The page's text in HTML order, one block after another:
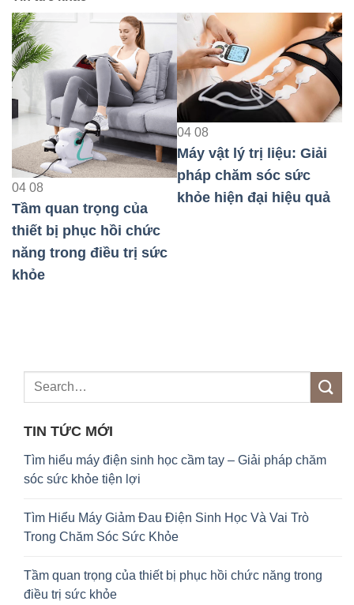
04 08
Tầm quan trọng của
thiết bị phục hồi chức
năng trong điều trị sức
khỏe
04 08
Máy vật lý trị liệu: Giải
pháp chăm sóc sức
khỏe hiện đại hiệu quả
TIN TỨC MỚI
Tìm hiểu máy điện sinh học cầm tay – Giải pháp chăm
sóc sức khỏe tiện lợi
Tìm Hiểu Máy Giảm Đau Điện Sinh Học Và Vai Trò
Trong Chăm Sóc Sức Khỏe
Tầm quan trọng của thiết bị phục hồi chức năng trong
điều trị sức khỏe